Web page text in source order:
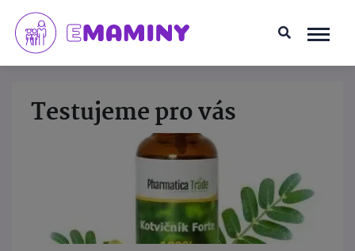
Testujeme pro vás